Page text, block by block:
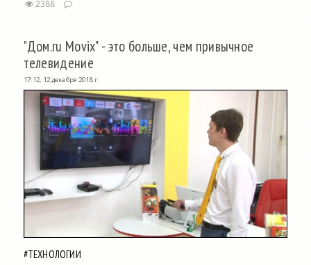
2388
"Дом.ru Movix" - это больше, чем привычное
телевидение
17:12, 12 декабря 2018 г.
#ТЕХНОЛОГИИ